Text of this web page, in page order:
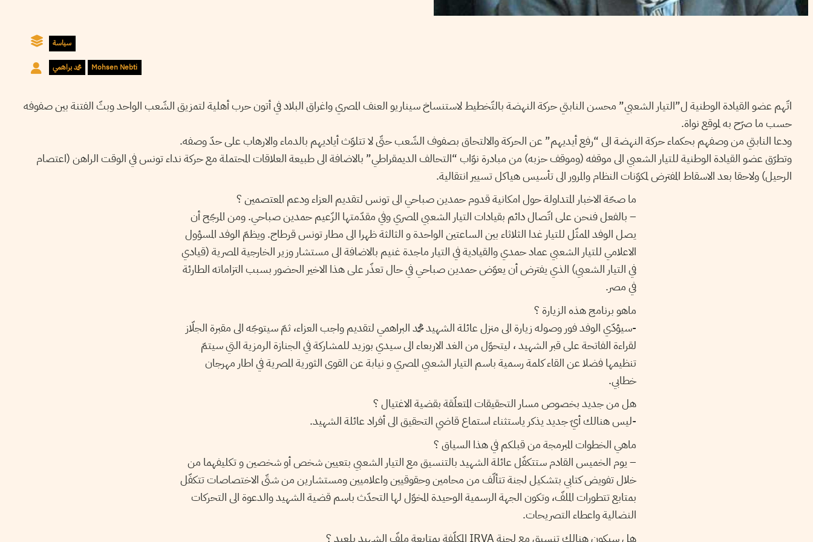
سياسة
محمد براهمي Mohsen Nebti
اتّهم عضو القيادة الوطنية ل”التيار الشعبي” محسن النابتي حركة النهضة بالتّخطيط لاستنساخ سيناريو العنف المصري واغراق البلاد في أتون حرب أهلية لتمزيق الشّعب الواحد وبثّ الفتنة بين صفوفه
حسب ما صرّح به لموقع نواة.
ودعا النابتي من وصفهم بحكماء حركة النهضة الى “رفع أيديهم” عن الحركة والالتحاق بصفوف الشّعب حتّى لا تتلوّث أياديهم بالدماء والارهاب على حدّ وصفه.
وتطرّق عضو القيادة الوطنية للتيار الشعبي الى موقفه (وموقف حزبه) من مبادرة نوّاب “التحالف الديمقراطي” بالاضافة الى طبيعة العلاقات المحتملة مع حركة نداء تونس في الوقت الراهن (اعتصام
الرحيل) ولاحقا بعد الاسقاط المفترض لمكوّنات النظام والمرور الى تأسيس هياكل تسيير انتقالية.
ما صحّة الاخبار المتداولة حول امكانية قدوم حمدين صباحي الى تونس لتقديم العزاء ودعم المعتصمين ؟
– بالفعل فنحن على اتّصال دائم بقيادات التيار الشعبي المصري وفي مقدّمتها الزّعيم حمدين صباحي. ومن المرجّح أن
يصل الوفد الممثّل للتيار غدا الثلاثاء بين الساعتين الواحدة و الثالثة ظهرا الى مطار تونس قرطاج. ويظمّ الوفد المسؤول
الاعلامي للتيار الشعبي عماد حمدي والقيادية في التيار ماجدة غنيم بالاضافة الى مستشار وزير الخارجية المصرية (قيادي
في التيار الشعبي) الذي يفترض أن يعوّض حمدين صباحي في حال تعذّر على هذا الاخير الحضور بسبب التزاماته الطارئة
في مصر.
ماهو برنامج هذه الزيارة ؟
-سيؤدّي الوفد فور وصوله زيارة الى منزل عائلة الشهيد محمد البراهمي لتقديم واجب العزاء، ثمّ سيتوجّه الى مقبرة الجلّاز
لقراءة الفاتحة على قبر الشهيد ، ليتحوّل من الغد الاربعاء الى سيدي بوزيد للمشاركة في الجنازة الرمزية التي سيتمّ
تنظيمها فضلا عن القاء كلمة رسمية باسم التيار الشعبي المصري و نيابة عن القوى الثورية المصرية في اطار مهرجان
خطابي.
هل من جديد بخصوص مسار التحقيقات المتعلّقة بقضية الاغتيال ؟
-ليس هنالك أيّ جديد يذكر ياستثناء استماع قاضي التحقيق الى أفراد عائلة الشهيد.
ماهي الخطوات المبرمجة من قبلكم في هذا السياق ؟
– يوم الخميس القادم ستتكفّل عائلة الشهيد بالتنسيق مع التيار الشعبي بتعيين شخص أو شخصين و تكليفهما من
خلال تفويض كتابي بتشكيل لجنة تتألّف من محامين وحقوقيين واعلاميين ومستشارين من شتّى الاختصاصات تتكفّل
بمتابع تتطورات الملفّ، وتكون الجهة الرسمية الوحيدة المخوّل لها التحدّث باسم قضية الشهيد والدعوة الى التحركات
النضالية واعطاء التصريحات.
هل سيكون هنالك تنسيق مع لجنة IRVA المكلّفة بمتابعة ملفّ الشهيد بلعيد ؟